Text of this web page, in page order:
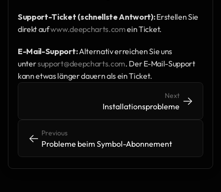
Support-Ticket (schnellste Antwort): Erstellen Sie
direkt auf www.deepcharts.com ein Ticket.
E-Mail-Support: Alternativ erreichen Sie uns
unter support@deepcharts.com. Der E-Mail-Support
kann etwas länger dauern als ein Ticket.
<- <-
Previous
Probleme beim Symbol-Abonnement
Next
Installationsprobleme
-> ->